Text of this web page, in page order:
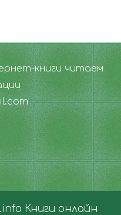
книги читаем
Книги онлайн